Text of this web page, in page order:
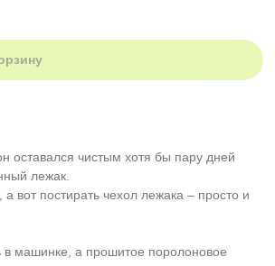
оставался чистым хотя бы пару дней
лежак.
вот постирать чехол лежака – просто и
машинке, а прошитое поролоновое